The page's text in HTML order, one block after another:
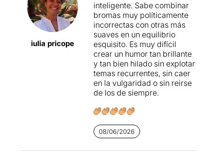
iulia pricope
inteligente. Sabe combinar
bromas muy políticamente
incorrectas con otras más
suaves en un equilibrio
esquisito. Es muy difícil
crear un humor tan brillante
y tan bien hilado sin explotar
temas recurrentes, sin caer
en la vulgaridad o sin reirse
de los de siempre.
08/06/2026